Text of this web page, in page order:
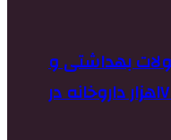
بهداشتی و
آرایشی در کشور / فعالیت ۱۷هزار داروخانه در